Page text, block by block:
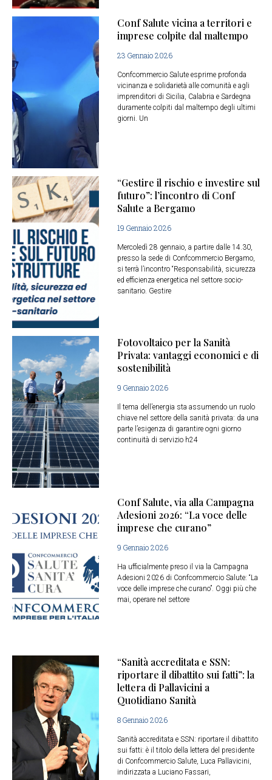
Conf Salute vicina a territori e
imprese colpite dal maltempo
23 Gennaio 2026
Confcommercio Salute esprime profonda
vicinanza e solidarietà alle comunità e agli
imprenditori di Sicilia, Calabria e Sardegna
duramente colpiti dal maltempo degli ultimi
giorni. Un
“Gestire il rischio e investire sul
futuro”: l’incontro di Conf
Salute a Bergamo
19 Gennaio 2026
Mercoledì 28 gennaio, a partire dalle 14.30,
presso la sede di Confcommercio Bergamo,
si terrà l’incontro “Responsabilità, sicurezza
ed efficienza energetica nel settore socio-
sanitario. Gestire
Fotovoltaico per la Sanità
Privata: vantaggi economici e di
sostenibilità
9 Gennaio 2026
Il tema dell’energia sta assumendo un ruolo
chiave nel settore della sanità privata: da una
parte l’esigenza di garantire ogni giorno
continuità di servizio h24
Conf Salute, via alla Campagna
Adesioni 2026: “La voce delle
imprese che curano”
9 Gennaio 2026
Ha ufficialmente preso il via la Campagna
Adesioni 2026 di Confcommercio Salute: “La
voce delle imprese che curano”. Oggi più che
mai, operare nel settore
“Sanità accreditata e SSN:
riportare il dibattito sui fatti”: la
lettera di Pallavicini a
Quotidiano Sanità
8 Gennaio 2026
Sanità accreditata e SSN: riportare il dibattito
sui fatti: è il titolo della lettera del presidente
di Confcommercio Salute, Luca Pallavicini,
indirizzata a Luciano Fassari,